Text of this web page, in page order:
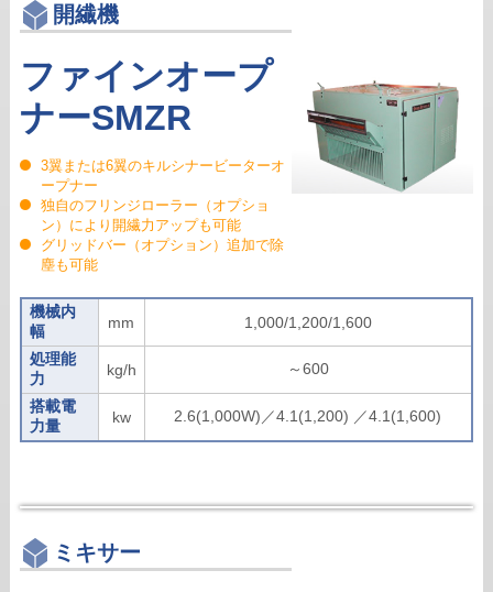
開繊機
ファインオープ
ナーSMZR
3翼または6翼のキルシナービーターオ
ープナー
独自のフリンジローラー（オプショ
ン）により開繊力アップも可能
グリッドバー（オプション）追加で除
塵も可能
機械内
幅
mm 1,000/1,200/1,600
処理能
力
kg/h ～600
搭載電
力量
kw 2.6(1,000W)／4.1(1,200) ／4.1(1,600)
ミキサー